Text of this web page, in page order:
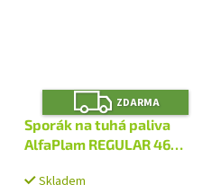
Z
D
A
R
M
ZDARMA
Sporák na tuhá paliva
AlfaPlam REGULAR 46
Skladem